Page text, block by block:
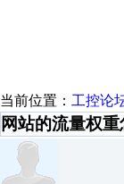
当前位置： 工控论
网站的流量权